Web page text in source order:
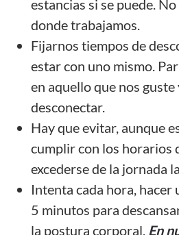
estancias si se puede.
donde trabajamos.
Fijarnos tiempos de
estar con uno mismo.
en aquello que nos
desconectar.
Hay que evitar, aunque
cumplir con los horarios
excederse de la jornada
Intenta cada hora, hacer
5 minutos para
la postura corporal. En